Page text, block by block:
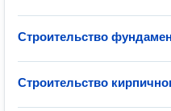
Строительство
Строительство